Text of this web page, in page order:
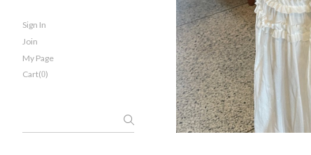
Sign In
Join
My Page
Cart(0)